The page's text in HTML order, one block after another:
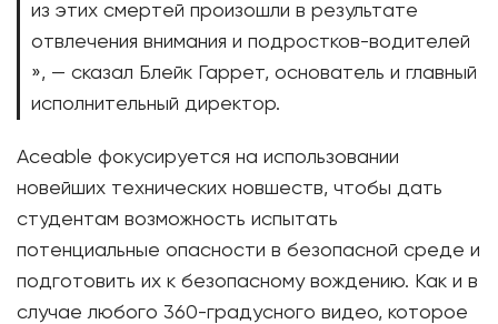
из этих смертей произошли в результате
отвлечения внимания и подростков-водителей
», — сказал Блейк Гаррет, основатель и главный
исполнительный директор.
Aceable фокусируется на использовании
новейших технических новшеств, чтобы дать
студентам возможность испытать
потенциальные опасности в безопасной среде и
подготовить их к безопасному вождению. Как и в
случае любого 360-градусного видео, которое